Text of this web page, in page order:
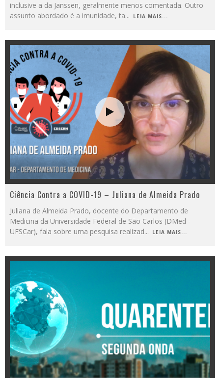
inclusive a da Janssen, geralmente menos comentada. Outro
assunto abordado é a imunidade, ta... LEIA MAIS...
Ciência Contra a COVID-19 – Juliana de Almeida Prado
Juliana de Almeida Prado, docente do Departamento de
Medicina da Universidade Federal de São Carlos (DMed -
UFSCar), fala sobre uma pesquisa realizad... LEIA MAIS...